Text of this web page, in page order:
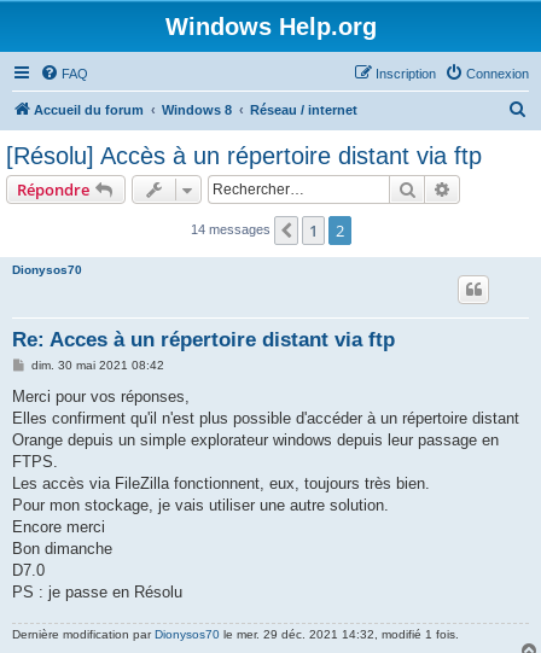
Windows Help.org
FAQ Connexion
Inscription
Accueil du forum Windows 8 Réseau / internet
[Résolu] Accès à un répertoire distant via ftp
Répondre Rechercher
14 messages Précédent
1 2
Dionysos70
Re: Acces à un répertoire distant via ftp
M
s
a
g
dim. 30 mai 2021 08:42
Merci pour vos réponses,
Elles confirment qu'il n'est plus possible d'accéder à un répertoire distant
Orange depuis un simple explorateur windows depuis leur passage en
FTPS.
Les accès via FileZilla fonctionnent, eux, toujours très bien.
Pour mon stockage, je vais utiliser une autre solution.
Encore merci
Bon dimanche
D7.0
PS : je passe en Résolu
Dernière modification parDionysos70 le mer. 29 déc. 2021 14:32, modifié 1 fois.